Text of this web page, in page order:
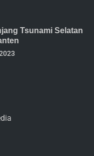
Tsunami Selatan